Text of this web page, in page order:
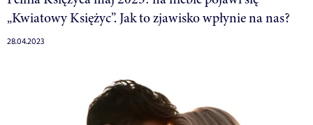
„Kwiatowy Księżyc”. Jak to zjawisko wpłynie na nas?
28.04.2023